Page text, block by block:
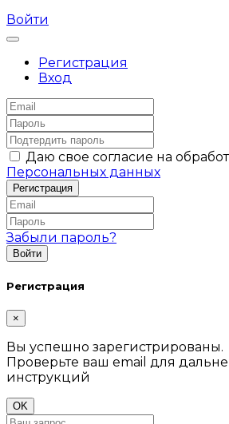
Войти
Регистрация
Вход
Даю свое согласие на
Персональных данных
Забыли пароль?
Регистрация
×
Вы успешно зарегистрированы.
Проверьте ваш email для
инструкций
OK